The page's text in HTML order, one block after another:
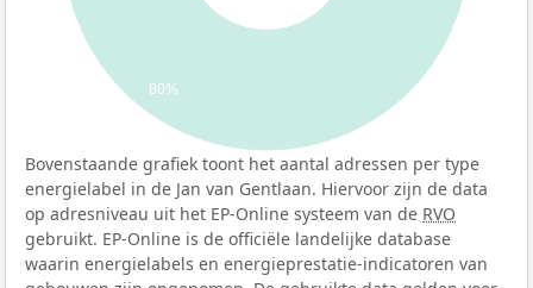
80%
Bovenstaande grafiek toont het aantal adressen per type
energielabel in de Jan van Gentlaan. Hiervoor zijn de data
op adresniveau uit het EP-Online systeem van de RVO
gebruikt. EP-Online is de officiële landelijke database
waarin energielabels en energieprestatie-indicatoren van